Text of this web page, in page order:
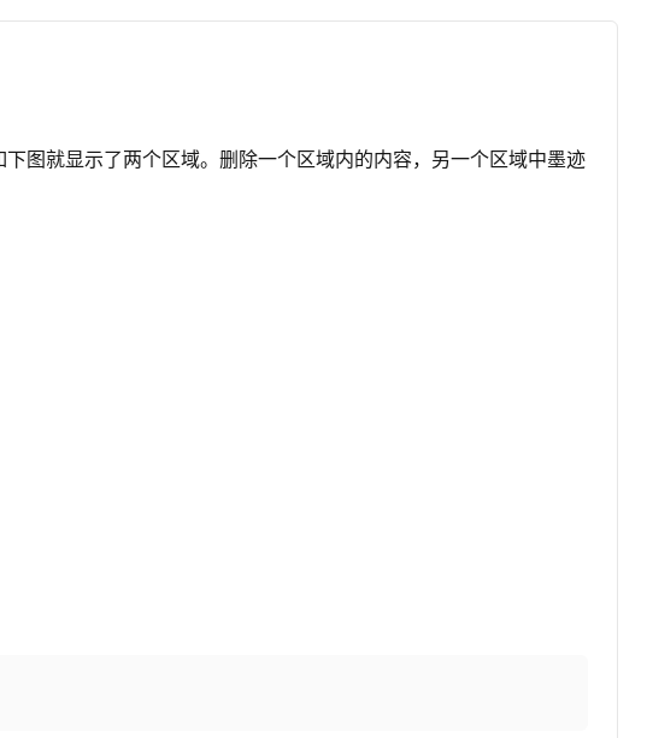
图就显示了两个区域。删除一个区域内的内容，另一个区域中墨迹